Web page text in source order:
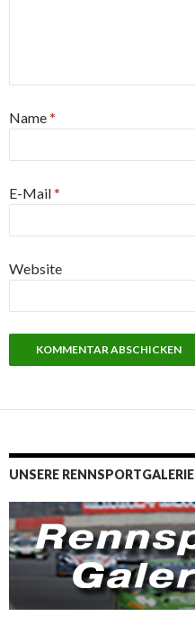
Name*
E-Mail*
Website
UNSERE RENNSPORTGALERIE